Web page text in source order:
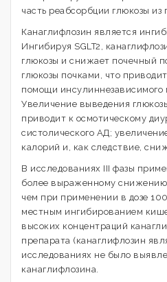
часть реабсорбции глюкозы из
Канаглифлозин является
Ингибируя SGLT2,
глюкозы и снижает почечный
глюкозы почками, что
помощи инсулиннезависимого
Увеличение выведения
приводит к осмотическому
систолического АД;
калорий и, как следствие,
В исследованиях III фазы
более выраженному снижению
чем при применении в дозе
местным ингибированием
высоких концентраций
препарата (канаглифлозин
исследованиях не было
канаглифлозина.